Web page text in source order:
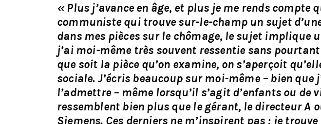
« Plus j’avance en âge, et plus je me rends compte
communiste qui trouve sur-le-champ un sujet
dans mes pièces sur le chômage, le sujet implique
j’ai moi-même très souvent ressentie sans
que soit la pièce qu’on examine, on s’aperçoit
sociale. J’écris beaucoup sur moi-même – bien que
l’admettre – même lorsqu’il s’agit d’enfants ou de
ressemblent bien plus que le gérant, le directeur A
Siemens. Ces derniers ne m’inspirent pas ; je